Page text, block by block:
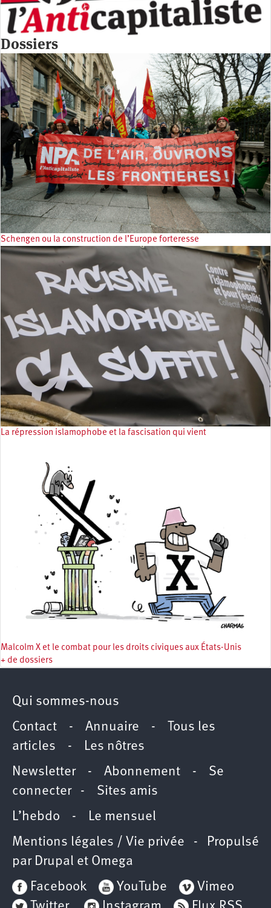
Dossiers
Schengen ou la construction de l’Europe forteresse
La répression islamophobe et la fascisation qui vient
Malcolm X et le combat pour les droits civiques aux États-Unis
+ de dossiers
Qui sommes-nous
Contact - Annuaire -
Tous les
articles - Les nôtres
Newsletter- Abonnement - Se
connecter- Sites amis
L’hebdo - Le mensuel
Mentions légales / Vie privée - Propulsé
par Drupal et Omega
Facebook
YouTube
Vimeo